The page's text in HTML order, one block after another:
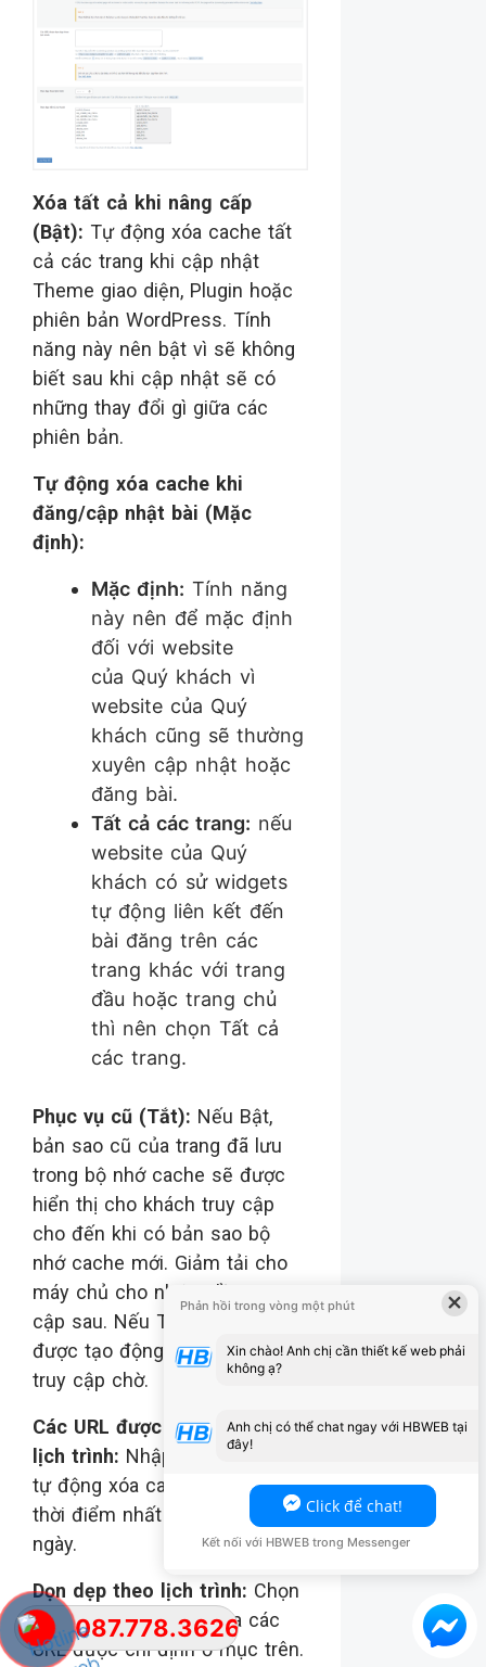
Xóa tất cả khi nâng cấp
(Bật): Tự động xóa cache tất
cả các trang khi cập nhật
Theme giao diện, Plugin hoặc
phiên bản WordPress. Tính
năng này nên bật vì sẽ không
biết sau khi cập nhật sẽ có
những thay đổi gì giữa các
phiên bản.
Tự động xóa cache khi
đăng/cập nhật bài (Mặc
định):
Mặc định: Tính năng
này nên để mặc định
đối với website
của Quý khách vì
website của Quý
khách cũng sẽ thường
xuyên cập nhật hoặc
đăng bài.
Tất cả các trang: nếu
website của Quý
khách có sử widgets
tự động liên kết đến
bài đăng trên các
trang khác với trang
đầu hoặc trang chủ
thì nên chọn Tất cả
các trang.
Phục vụ cũ (Tắt): Nếu Bật,
bản sao cũ của trang đã lưu
trong bộ nhớ cache sẽ được
hiển thị cho khách truy cập
cho đến khi có bản sao bộ
nhớ cache mới. Giảm tải cho
máy chủ cho những lần truy
cập sau. Nếu TẮT, trang sẽ
được tạo động trong khi khách
truy cập chờ.
Các URL được dọn dẹp theo
lịch trình: Nhập các URL cần
tự động xóa cache vào một
thời điểm nhất định trong
ngày.
Dọn dẹp theo lịch trình: Chọn
thời gian xóa cache của các
URL được chỉ định ở mục trên.
087.778.3626
×
Phản hồi trong vòng một phút
Xin chào! Anh chị cần thiết kế web phải
không ạ?
Anh chị có thể chat ngay với HBWEB tại
đây!
Click để chat!
Kết nối với HBWEB trong Messenger